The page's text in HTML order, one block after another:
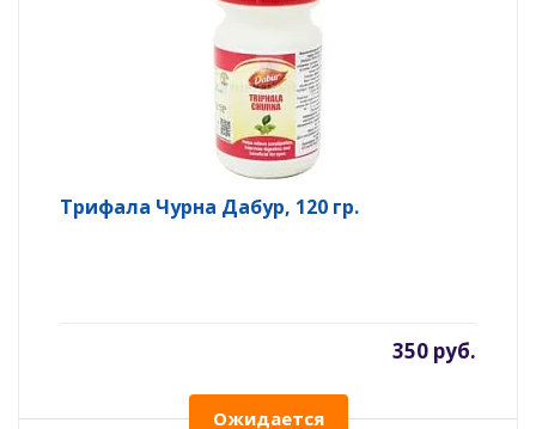
Трифала Чурна Дабур, 120 гр.
350 руб.
Ожидается